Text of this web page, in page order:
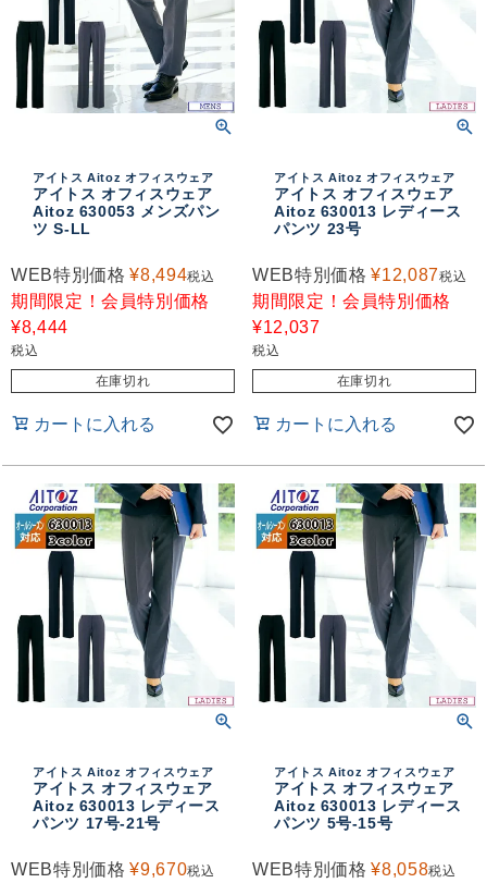
アイトス Aitoz オフィスウェア
アイトス オフィスウェア
Aitoz 630053 メンズパン
ツ S-LL
WEB特別価格 ¥8,494税込
期間限定！会員特別価格
¥8,444
税込
在庫切れ
カートに入れる
アイトス Aitoz オフィスウェア
アイトス オフィスウェア
Aitoz 630013 レディース
パンツ 23号
WEB特別価格 ¥12,087税込
期間限定！会員特別価格
¥12,037
税込
在庫切れ
カートに入れる
アイトス Aitoz オフィスウェア
アイトス オフィスウェア
Aitoz 630013 レディース
パンツ 17号-21号
WEB特別価格 ¥9,670税込
アイトス Aitoz オフィスウェア
アイトス オフィスウェア
Aitoz 630013 レディース
パンツ 5号-15号
WEB特別価格 ¥8,058税込